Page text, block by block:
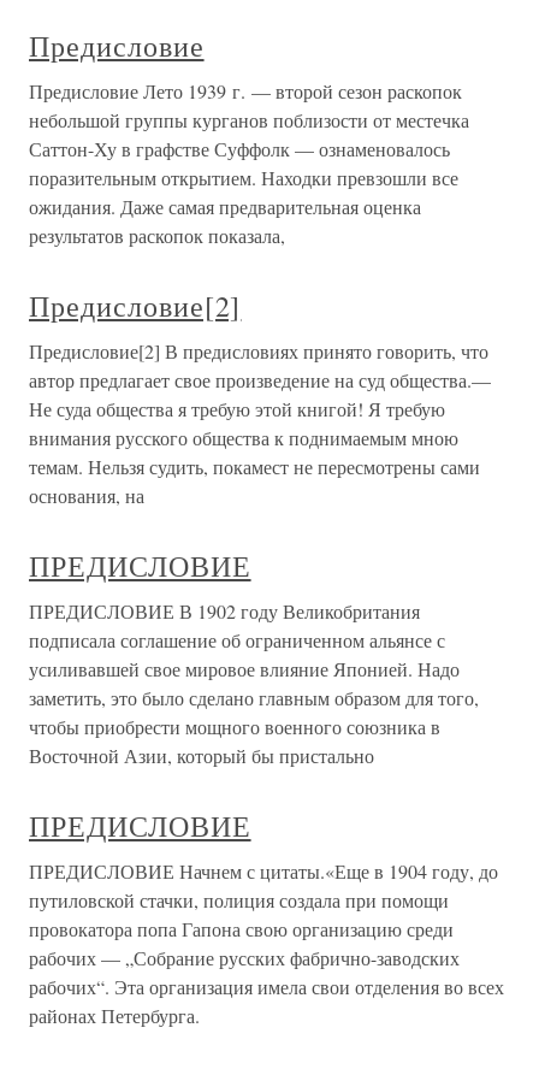
Предисловие
Предисловие Лето 1939 г. — второй сезон раскопок
небольшой группы курганов поблизости от местечка
Саттон-Ху в графстве Суффолк — ознаменовалось
поразительным открытием. Находки превзошли все
ожидания. Даже самая предварительная оценка
результатов раскопок показала,
Предисловие[2]
Предисловие[2] В предисловиях принято говорить, что
автор предлагает свое произведение на суд общества.—
Не суда общества я требую этой книгой! Я требую
внимания русского общества к поднимаемым мною
темам. Нельзя судить, покамест не пересмотрены сами
основания, на
ПРЕДИСЛОВИЕ
ПРЕДИСЛОВИЕ В 1902 году Великобритания
подписала соглашение об ограниченном альянсе с
усиливавшей свое мировое влияние Японией. Надо
заметить, это было сделано главным образом для того,
чтобы приобрести мощного военного союзника в
Восточной Азии, который бы пристально
ПРЕДИСЛОВИЕ
ПРЕДИСЛОВИЕ Начнем с цитаты.«Еще в 1904 году, до
путиловской стачки, полиция создала при помощи
провокатора попа Гапона свою организацию среди
рабочих — „Собрание русских фабрично-заводских
рабочих“. Эта организация имела свои отделения во всех
районах Петербурга.